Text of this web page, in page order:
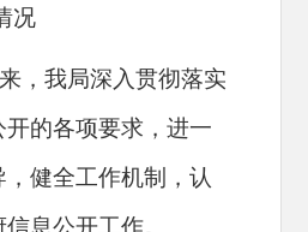
况
，我局深入贯彻落实
的各项要求，进一
健全工作机制，认
息公开工作。